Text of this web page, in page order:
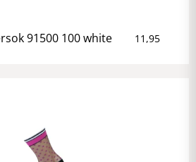
91500 100 white 11,95